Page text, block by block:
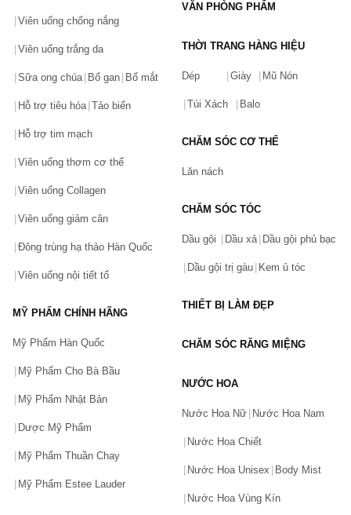
Viên uống chống nắng
Viên uống trắng da
Sữa ong chúa Bổ gan Bổ mắt
Hỗ trợ tiêu hóa Tảo biển
Hỗ trợ tim mạch
Viên uống thơm cơ thể
Viên uống Collagen
Viên uống giảm cân
Đông trùng hạ thảo Hàn Quốc
Viên uống nội tiết tố
MỸ PHẨM CHÍNH HÃNG
Mỹ Phẩm Hàn Quốc
Mỹ Phẩm Cho Bà Bầu
Mỹ Phẩm Nhật Bản
Dược Mỹ Phẩm
Mỹ Phẩm Thuần Chay
Mỹ Phẩm Estee Lauder
VĂN PHÒNG PHẨM
THỜI TRANG HÀNG HIỆU
Dép Giày Mũ Nón
Túi Xách Balo
CHĂM SÓC CƠ THỂ
Lăn nách
CHĂM SÓC TÓC
Dầu gội Dầu xả Dầu gội phủ bạc
Dầu gội trị gàu Kem ủ tóc
THIẾT BỊ LÀM ĐẸP
CHĂM SÓC RĂNG MIỆNG
NƯỚC HOA
Nước Hoa Nữ Nước Hoa Nam
Nước Hoa Chiết
Nước Hoa Unisex Body Mist
Nước Hoa Vùng Kín